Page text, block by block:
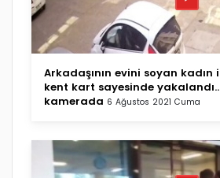
Arkadaşının evini soyan kadın
kent kart sayesinde
kamerada 6 Ağustos 2021 Cuma